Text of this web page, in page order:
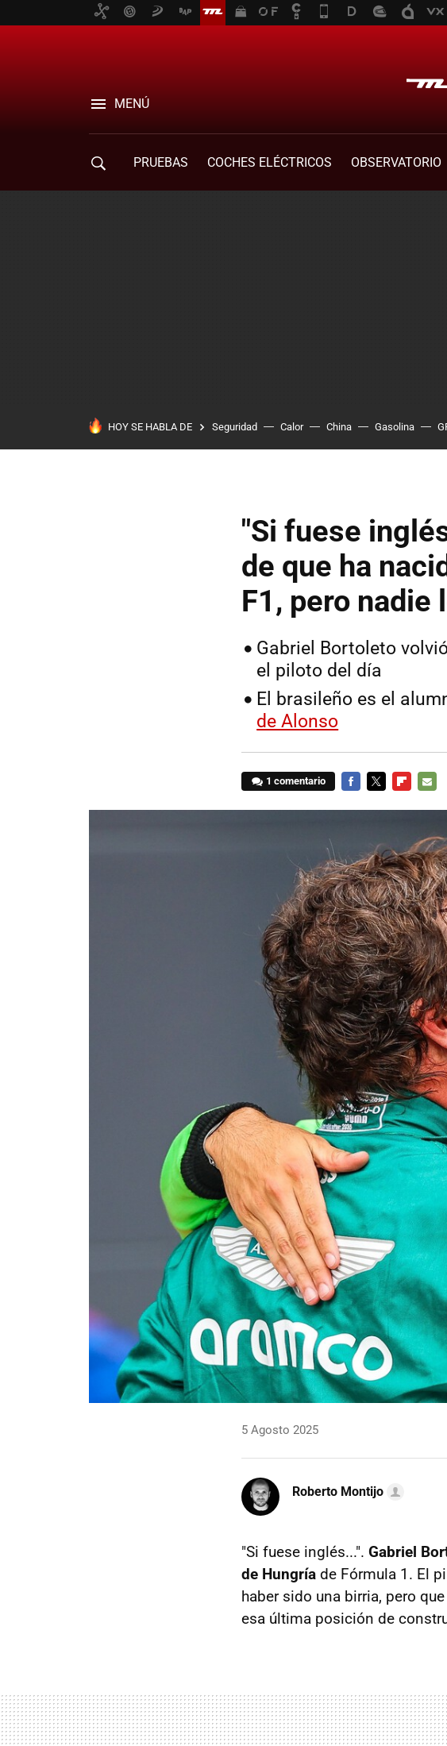
MENÚ
PRUEBAS COCHES ELÉCTRICOS OBSERVATORIO
HOY SE HABLA DE Seguridad Calor China Gasolina
"Si fuese
de que ha
F1, pero nadie
Gabriel Bortoleto
el piloto del día
El brasileño es el
de Alonso
1 comentario
5 Agosto 2025
Roberto Montijo
"Si fuese inglés...". Gabriel
de Hungría de Fórmula 1. El
haber sido una birria, pero que
esa última posición de